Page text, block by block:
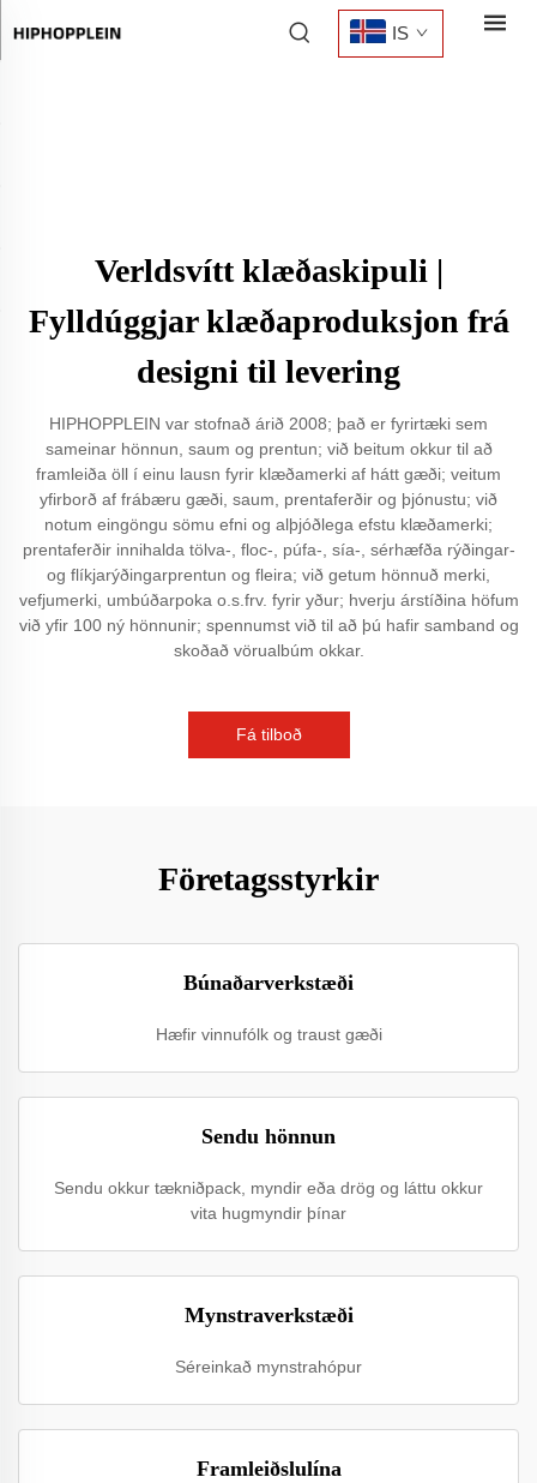
IS
Verldsvítt klæðaskipuli |
Fylldúggjar klæðaproduksjon frá
designi til levering
HIPHOPPLEIN var stofnað árið 2008; það er fyrirtæki sem
sameinar hönnun, saum og prentun; við beitum okkur til að
framleiða öll í einu lausn fyrir klæðamerki af hátt gæði; veitum
yfirborð af frábæru gæði, saum, prentaferðir og þjónustu; við
notum eingöngu sömu efni og alþjóðlega efstu klæðamerki;
prentaferðir innihalda tölva-, floc-, púfa-, sía-, sérhæfða rýðingar-
og flíkjarýðingarprentun og fleira; við getum hönnuð merki,
vefjumerki, umbúðarpoka o.s.frv. fyrir yður; hverju árstíðina höfum
við yfir 100 ný hönnunir; spennumst við til að þú hafir samband og
skoðað vörualbúm okkar.
Fá tilboð
Företagsstyrkir
Búnaðarverkstæði
Hæfir vinnufólk og traust gæði
Sendu hönnun
Sendu okkur tækniðpack, myndir eða drög og láttu okkur
vita hugmyndir þínar
Mynstraverkstæði
Séreinkað mynstrahópur
Framleiðslulína